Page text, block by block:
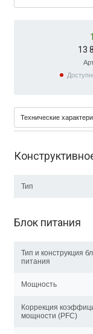
13
Технические
Тип
Блок питания
Тип и конструкция
питания
Мощность
Коррекция
мощности (PFC)